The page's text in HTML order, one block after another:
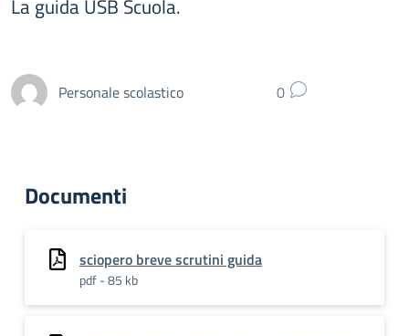
La guida USB Scuola.
Personale scolastico 0
Documenti
sciopero breve scrutini guida
pdf - 85 kb